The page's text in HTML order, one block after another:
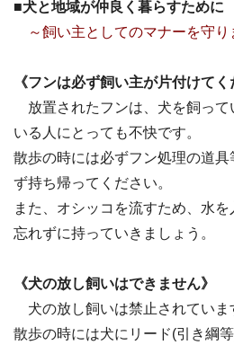
■犬と地域が仲良く暮らすために
～飼い主としてのマナーを守り
《フンは必ず飼い主が片付けてく
放置されたフンは、犬を飼って
いる人にとっても不快です。
散歩の時には必ずフン処理の道
ず持ち帰ってください。
また、オシッコを流すため、水
忘れずに持っていきましょう。
《犬の放し飼いはできません》
犬の放し飼いは禁止されていま
散歩の時には犬にリード(引き綱